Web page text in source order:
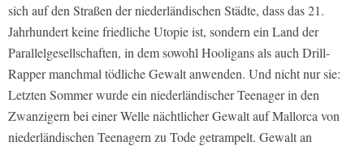
sich auf den Straßen der niederländischen Städte, dass das 21.
Jahrhundert keine friedliche Utopie ist, sondern ein Land der
Parallelgesellschaften, in dem sowohl Hooligans als auch Drill-
Rapper manchmal tödliche Gewalt anwenden. Und nicht nur sie:
Letzten Sommer wurde ein niederländischer Teenager in den
Zwanzigern bei einer Welle nächtlicher Gewalt auf Mallorca von
niederländischen Teenagern zu Tode getrampelt. Gewalt an